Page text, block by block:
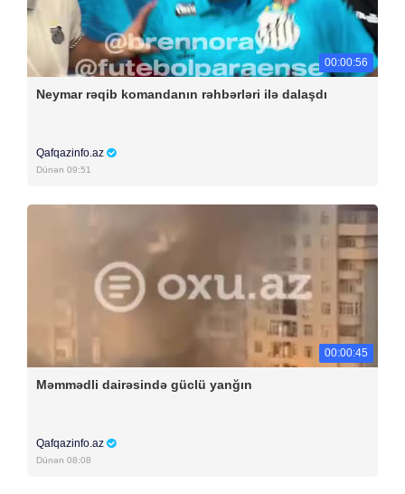
00:00:56
Neymar rəqib komandanın rəhbərləri ilə dalaşdı
Qafqazinfo.az
Dünən 09:51
00:00:45
Məmmədli dairəsində güclü yanğın
Qafqazinfo.az
Dünən 08:08